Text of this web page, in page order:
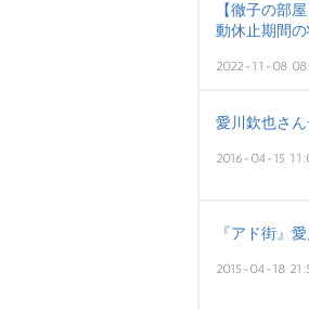
【徹子の部
動休止期間
2022-11-08
愛川欽也さ
2016-04-15
『アド街』
2015-04-18